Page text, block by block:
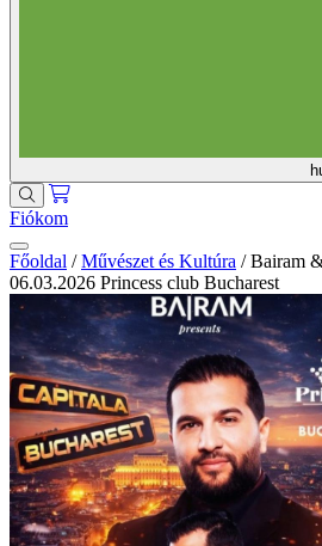
Fiókom
Főoldal / Művészet és Kultúra / Bairam
06.03.2026 Princess club Bucharest